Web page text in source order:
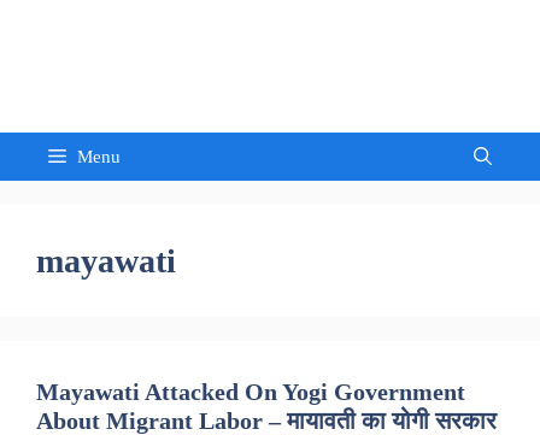
Menu
mayawati
Mayawati Attacked On Yogi Government
About Migrant Labor – मायावती का योगी सरकार